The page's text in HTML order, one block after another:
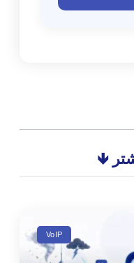
🡻
VoIP